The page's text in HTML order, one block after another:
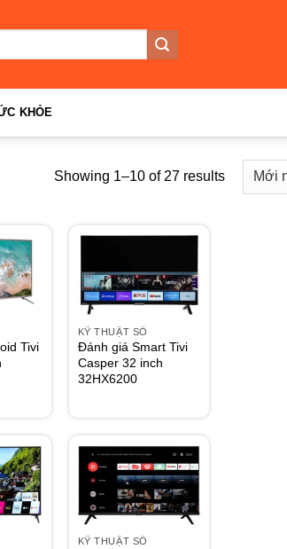
KHỎE
Showing 1–10 of 27 results
Tivi
KỸ THUẬT SỐ
Đánh giá Smart Tivi
Casper 32 inch
32HX6200
KỸ THUẬT SỐ